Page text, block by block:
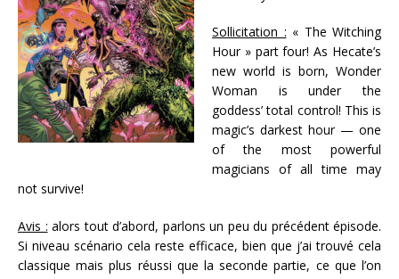
Sollicitation : « The Witching
Hour » part four! As Hecate’s
new world is born, Wonder
Woman is under the
goddess’ total control! This is
magic’s darkest hour — one
of the most powerful
magicians of all time may
not survive!
Avis : alors tout d’abord, parlons un peu du précédent épisode.
Si niveau scénario cela reste efficace, bien que j’ai trouvé cela
classique mais plus réussi que la seconde partie, ce que l’on